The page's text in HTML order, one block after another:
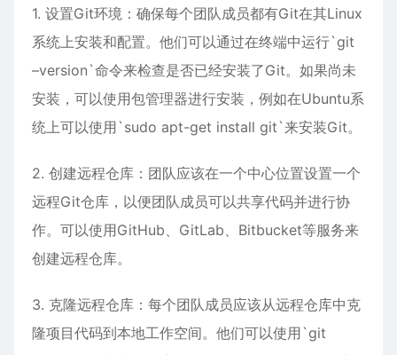
1. 设置Git环境：确保每个团队成员都有Git在其Linux
系统上安装和配置。他们可以通过在终端中运行`git
–version`命令来检查是否已经安装了Git。如果尚未
安装，可以使用包管理器进行安装，例如在Ubuntu系
统上可以使用`sudo apt-get install git`来安装Git。
2. 创建远程仓库：团队应该在一个中心位置设置一个
远程Git仓库，以便团队成员可以共享代码并进行协
作。可以使用GitHub、GitLab、Bitbucket等服务来
创建远程仓库。
3. 克隆远程仓库：每个团队成员应该从远程仓库中克
隆项目代码到本地工作空间。他们可以使用`git